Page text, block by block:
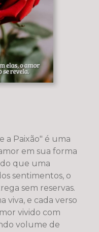
é uma
em sua forma
do que uma
sentimentos, o
sem reservas.
viva, e cada verso